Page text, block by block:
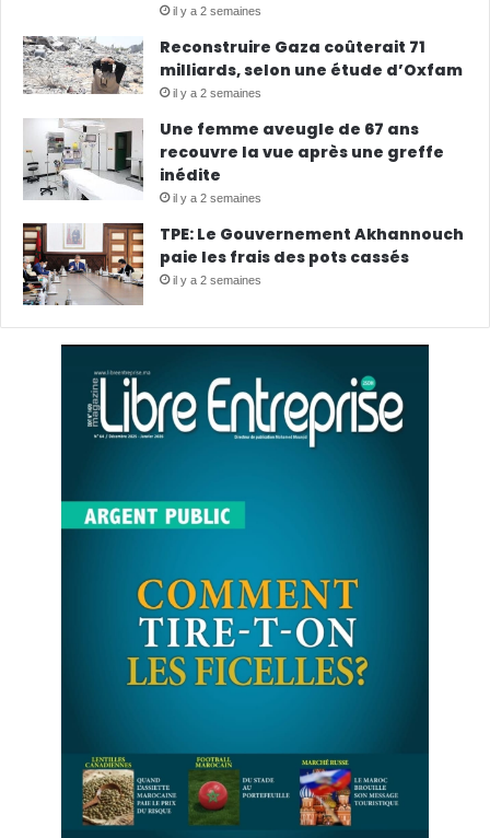
il y a 2 semaines
Reconstruire Gaza coûterait 71
milliards, selon une étude d’Oxfam
il y a 2 semaines
Une femme aveugle de 67 ans
recouvre la vue après une greffe
inédite
il y a 2 semaines
TPE: Le Gouvernement Akhannouch
paie les frais des pots cassés
il y a 2 semaines